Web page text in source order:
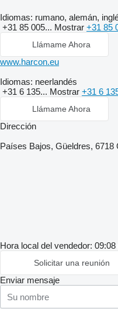
Idiomas: rumano, alemán,
+31 85 005... Mostrar +31 85
Llámame Ahora
www.harcon.eu
Idiomas: neerlandés
+31 6 135... Mostrar +31 6
Llámame Ahora
Dirección
Países Bajos, Güeldres, 6718
Hora local del vendedor:
Solicitar una reunión
Enviar mensaje